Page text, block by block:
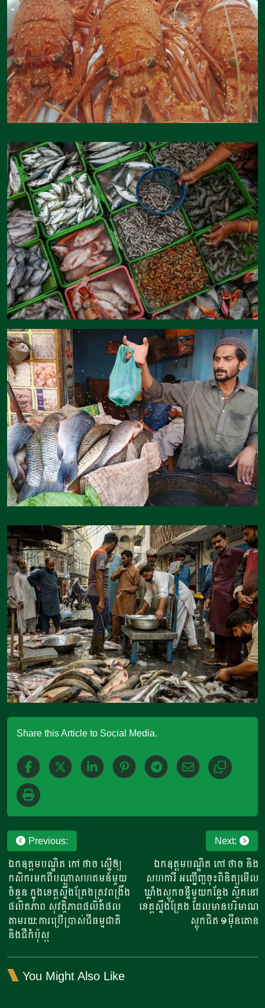
Share this Article to Social Media.
Post
navigation
Previous:
ឯកឧត្តមបណ្ឌិត កៅ ថាច ស្នើឲ្យ
កសិករមកពីបណ្តាសហគមន៍មួយ
ចំនួន ក្នុងខេត្តស្ទឹងត្រែងត្រូវពង្រឹង
ផលិតភាព សុវត្ថិភាពផលិតផល
តាមរយ:ការប្រើប្រាស់ជីធម្មជាតិ
និងជីកំប៉ុស្ក
Next:
ឯកឧត្តមបណ្ឌិត កៅ ថាច និង
សហការី អញ្ជើញចុះពិនិត្យមើល
ឃ្លាំងស្តុកចន្ទីមួយកន្លែង ស្ថិតនៅ
ខេត្តស្ទឹងត្រែង ដែលមានបរិមាណ
ស្តុកជិត ១ម៉ឺនតោន
You Might Also Like